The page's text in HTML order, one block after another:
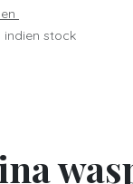
indien stock